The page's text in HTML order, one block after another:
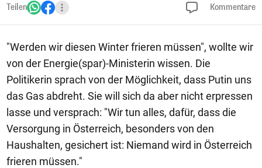
Teilen Kommentare
"Werden wir diesen Winter frieren müssen", wollte wir
von der Energie(spar)-Ministerin wissen. Die
Politikerin sprach von der Möglichkeit, dass Putin uns
das Gas abdreht. Sie will sich da aber nicht erpressen
lasse und versprach: "Wir tun alles, dafür, dass die
Versorgung in Österreich, besonders von den
Haushalten, gesichert ist: Niemand wird in Österreich
frieren müssen."